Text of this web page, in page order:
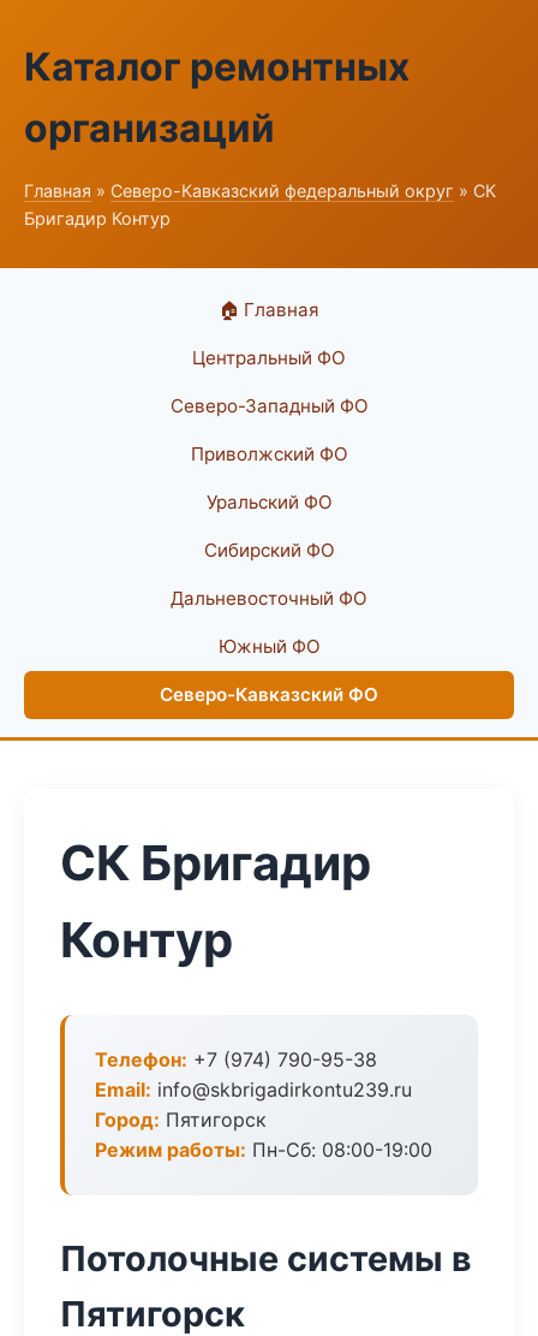
Каталог ремонтных
организаций
Главная » Северо-Кавказский федеральный округ » СК
Бригадир Контур
🏠 Главная
Центральный ФО
Северо-Западный ФО
Приволжский ФО
Уральский ФО
Сибирский ФО
Дальневосточный ФО
Южный ФО
Северо-Кавказский ФО
СК Бригадир
Контур
Телефон: +7 (974) 790-95-38
Email: info@skbrigadirkontu239.ru
Город: Пятигорск
Режим работы: Пн-Сб: 08:00-19:00
Потолочные системы в
Пятигорск